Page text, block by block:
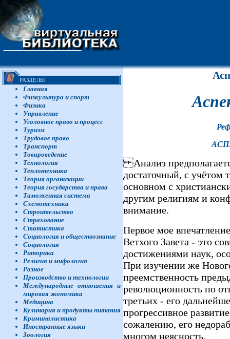
РАЗДЕЛЫ
Главная
Физкультура и спорт
Физика
Управление
Уголовное право и процесс
Туризм
Трудовое право
Транспорт
Товароведение
Технология
Теплотехника
Теория организации
Теория государства и права
Таможенная система
Схемотехника
Строительство
Страхование
Статистика
Социология и обществознание
Социология
Риторика
Религия и мифология
Разное
Производство и технологии
Международные отношения и
мировая экономика
Медицина
Кулинария и продукты питания
Криминалистика
Иностранные языки
Зоология
Анализ
достаточный, с учётом
основном с
другим религиям и
внимание.
Первое мое
Ветхого Завета - это
достижениями наук,
При изучении же
преемственность
революционность по
третьих - его
прогрессивное
сожалению, его
многом неясность.